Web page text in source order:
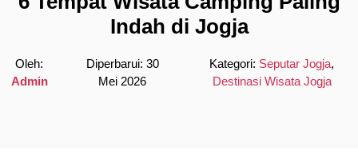
Indah di Jogja
Oleh:
Admin
Diperbarui: 30
Mei 2026
Kategori: Seputar Jogja,
Destinasi Wisata Jogja